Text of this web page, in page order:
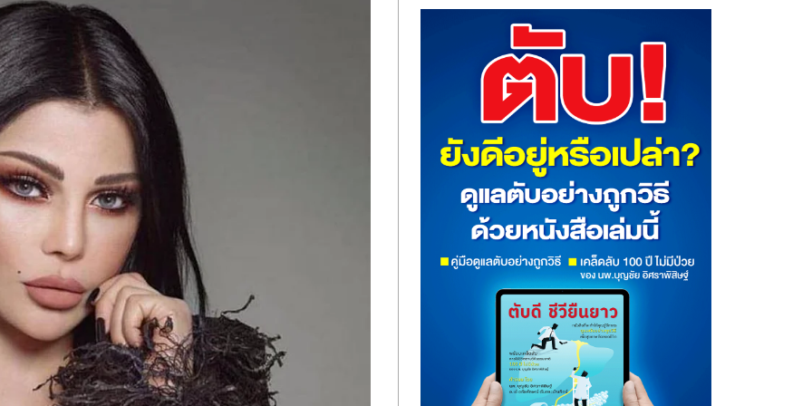
ฒนาสินค้าและนวัตกรรม ใหม่ๆซึ่งมั่นใจว่าจะส่งเสริม
านะศูนย์กลางของห่วงโซ่การผลิต ซึ่งการจัดงานแสดง
งประเทศไทยในการยกระดับความร่วมมือทางธุรกิจ
จะส่งเสริมในการสร้างความร่วมมือที่แข็งแกร่งและปู
ำระดับโลก ประกอบด้วยบริษัทจากภูมิภาคยุโรปและ
ลนด์ เยอรมนี สหรัฐอาหรับเอมิเรตส์ และสิงคโปร์
ตสาหกรรมอาหาร และอุตสาหกรรม Medical and
S